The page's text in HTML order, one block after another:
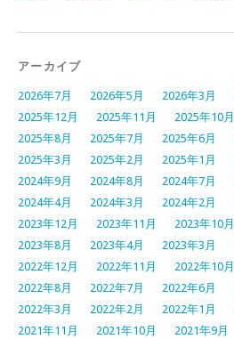
アーカイブ
2026年7月 2026年5月 2026年3月
2025年12月
2025年11月 2025年10月
2025年8月
2025年7月 2025年6月
2025年3月
2025年2月 2025年1月
2024年9月
2024年8月 2024年7月
2024年4月
2024年3月 2024年2月
2023年12月
2023年11月 2023年10月
2023年8月
2023年4月 2023年3月
2022年12月
2022年11月 2022年10月
2022年8月
2022年7月 2022年6月
2022年3月
2022年2月 2022年1月
2021年11月
2021年10月 2021年9月